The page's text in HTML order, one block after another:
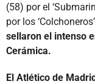
(58) por el
por los
sellaron el intenso
Cerámica.
El Atlético de